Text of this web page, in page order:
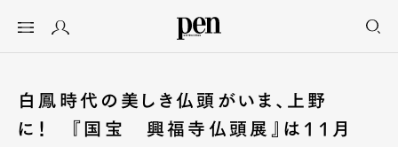
白鳳時代の美しき仏頭がいま、上野
に！ 『国宝 興福寺仏頭展』は11月